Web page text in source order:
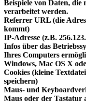
Beispiele von Daten, die
verarbeitet werden.
Referrer URL (die
kommt)
IP-Adresse (z.B.
Infos über das
Ihres Computers
Windows, Mac OS X
Cookies (kleine
speichern)
Maus- und
Maus oder der Tastatur